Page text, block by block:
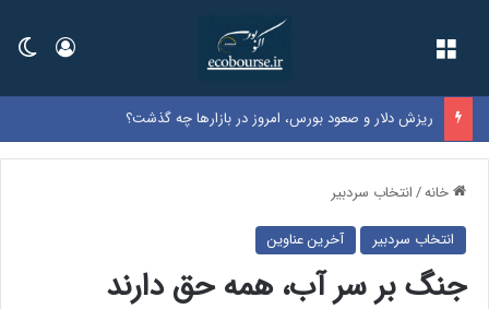
ورود
ریزش دلار و صعود بورس، امروز در بازارها چه گذشت؟
خانه/انتخاب سردبیر
انتخاب سردبیر آخرین عناوین
جنگ بر سر آب، همه حق دارند